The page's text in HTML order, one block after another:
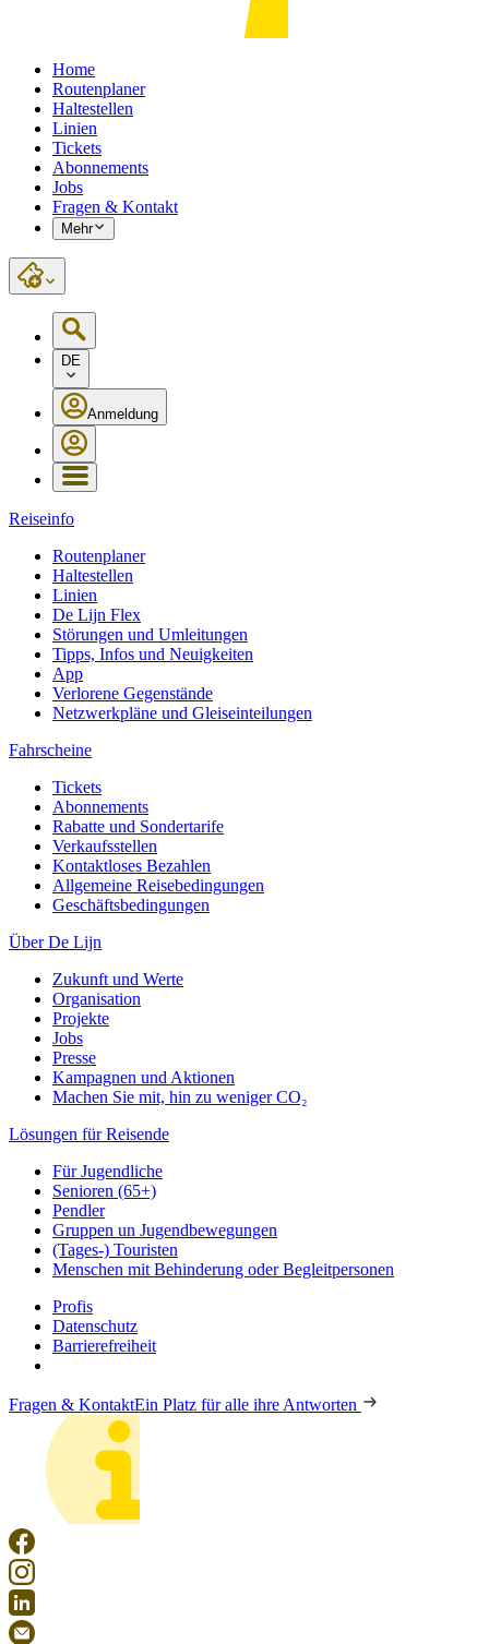
Home
Routenplaner
Haltestellen
Linien
Tickets
Abonnements
Jobs
Fragen & Kontakt
Mehr
DE
Anmeldung
Reiseinfo
Routenplaner
Haltestellen
Linien
De Lijn Flex
Störungen und Umleitungen
Tipps, Infos und Neuigkeiten
App
Verlorene Gegenstände
Netzwerkpläne und Gleiseinteilungen
Fahrscheine
Tickets
Abonnements
Rabatte und Sondertarife
Verkaufsstellen
Kontaktloses Bezahlen
Allgemeine Reisebedingungen
Geschäftsbedingungen
Über De Lijn
Zukunft und Werte
Organisation
Projekte
Jobs
Presse
Kampagnen und Aktionen
Machen Sie mit, hin zu weniger CO₂
Lösungen für Reisende
Für Jugendliche
Senioren (65+)
Pendler
Gruppen un Jugendbewegungen
(Tages-) Touristen
Menschen mit Behinderung oder Begleitpersonen
Profis
Datenschutz
Barrierefreiheit
Fragen & KontaktEin Platz für alle ihre Antworten